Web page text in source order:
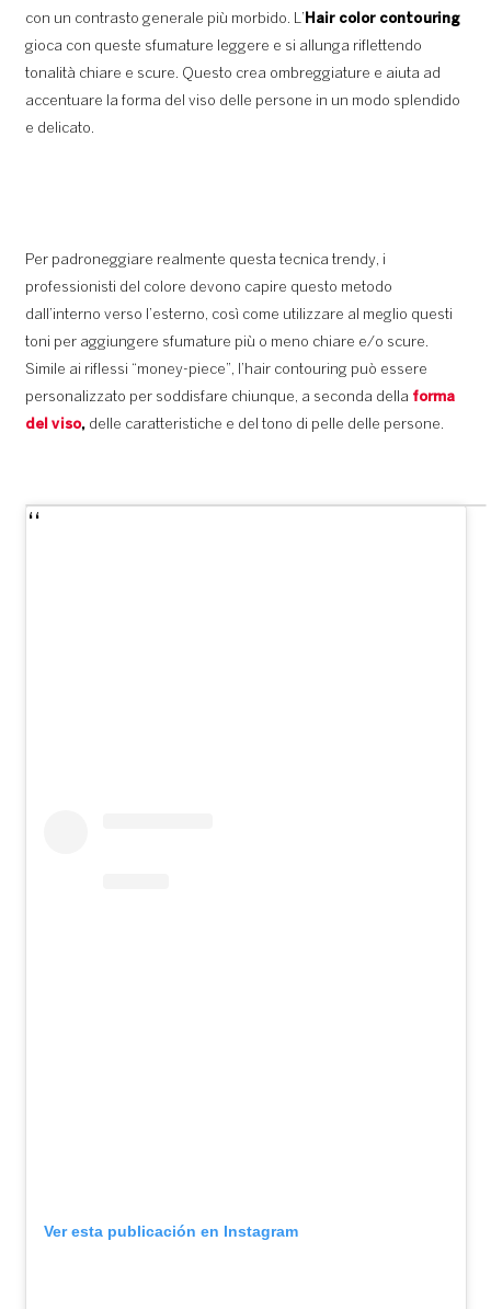
con un contrasto generale più morbido. L’ Hair color contouring
gioca con queste sfumature leggere e si allunga riflettendo
tonalità chiare e scure. Questo crea ombreggiature e aiuta ad
accentuare la forma del viso delle persone in un modo splendido
e delicato.
Per padroneggiare realmente questa tecnica trendy, i
professionisti del colore devono capire questo metodo
dall’interno verso l’esterno, così come utilizzare al meglio questi
toni per aggiungere sfumature più o meno chiare e/o scure.
Simile ai riflessi “money-piece”, l’hair contouring può essere
personalizzato per soddisfare chiunque, a seconda della forma
del viso, delle caratteristiche e del tono di pelle delle persone.
Ver esta publicación en Instagram